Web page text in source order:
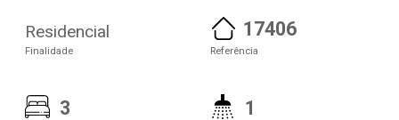
Residencial
Finalidade
17406
Referência
3 1